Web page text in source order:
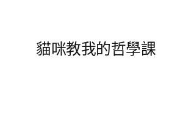
貓咪教我的哲學課